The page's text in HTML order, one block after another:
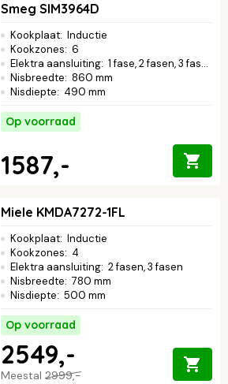
Smeg SIM3964D
Kookplaat: Inductie
Kookzones: 6
Elektra aansluiting: 1 fase, 2 fasen, 3 fasen
Nisbreedte: 860 mm
Nisdiepte: 490 mm
Op voorraad
1587,-
Miele KMDA7272-1FL
Kookplaat: Inductie
Kookzones: 4
Elektra aansluiting: 2 fasen, 3 fasen
Nisbreedte: 780 mm
Nisdiepte: 500 mm
Op voorraad
Meestal 2999,-
2549,-